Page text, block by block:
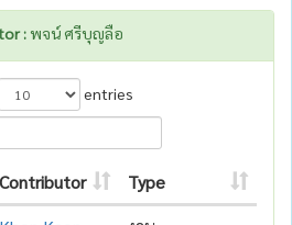
: พจน์ ศรีบุญลือ
entries
Contributor
Type